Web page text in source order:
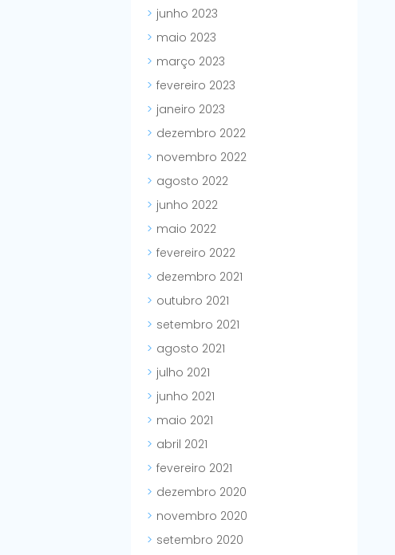
junho 2023
maio 2023
março 2023
fevereiro 2023
janeiro 2023
dezembro 2022
novembro 2022
agosto 2022
junho 2022
maio 2022
fevereiro 2022
dezembro 2021
outubro 2021
setembro 2021
agosto 2021
julho 2021
junho 2021
maio 2021
abril 2021
fevereiro 2021
dezembro 2020
novembro 2020
setembro 2020